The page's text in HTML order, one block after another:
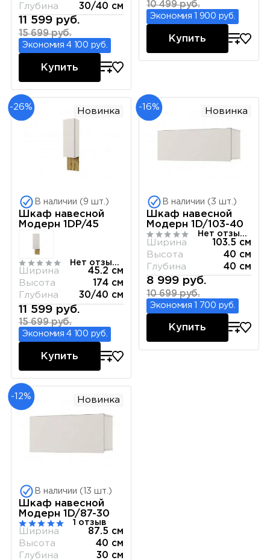
Глубина
30/40 см
11 599 руб.
15 699 руб.
Экономия 4 100 руб.
Купить
10 499 руб.
Экономия 1 900 руб.
Купить
-26% Новинка
В наличии (9 шт.)
Шкаф навесной
Модерн 1DP/45
Нет отзывов
Ширина
45.2 см
Высота
174 см
Глубина
30/40 см
11 599 руб.
15 699 руб.
Экономия 4 100 руб.
Купить
-16% Новинка
В наличии (3 шт.)
Шкаф навесной
Модерн 1D/103-40
Нет отзывов
Ширина
103.5 см
Высота
40 см
Глубина
40 см
8 999 руб.
10 699 руб.
Экономия 1 700 руб.
Купить
-12% Новинка
В наличии (13 шт.)
Шкаф навесной
Модерн 1D/87-30
1 отзыв
Ширина
87.5 см
Высота
40 см
Глубина
30 см